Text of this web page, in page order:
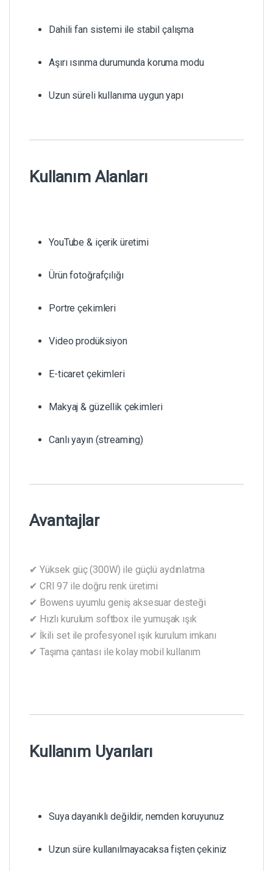
Dahili fan sistemi ile stabil çalışma
Aşırı ısınma durumunda koruma modu
Uzun süreli kullanıma uygun yapı
Kullanım Alanları
YouTube & içerik üretimi
Ürün fotoğrafçılığı
Portre çekimleri
Video prodüksiyon
E-ticaret çekimleri
Makyaj & güzellik çekimleri
Canlı yayın (streaming)
Avantajlar
✔ Yüksek güç (300W) ile güçlü aydınlatma
✔ CRI 97 ile doğru renk üretimi
✔ Bowens uyumlu geniş aksesuar desteği
✔ Hızlı kurulum softbox ile yumuşak ışık
✔ İkili set ile profesyonel ışık kurulum imkanı
✔ Taşıma çantası ile kolay mobil kullanım
Kullanım Uyarıları
Suya dayanıklı değildir, nemden koruyunuz
Uzun süre kullanılmayacaksa fişten çekiniz